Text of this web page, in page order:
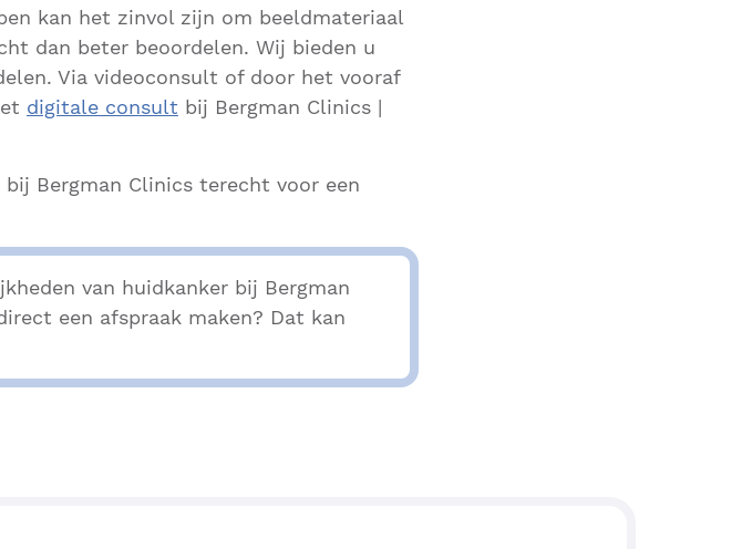
kan het zinvol zijn om beeldmateriaal
dan beter beoordelen. Wij bieden u
Via videoconsult of door het vooraf
digitale consult bij Bergman Clinics |
Bergman Clinics terecht voor een
van huidkanker bij Bergman
een afspraak maken? Dat kan